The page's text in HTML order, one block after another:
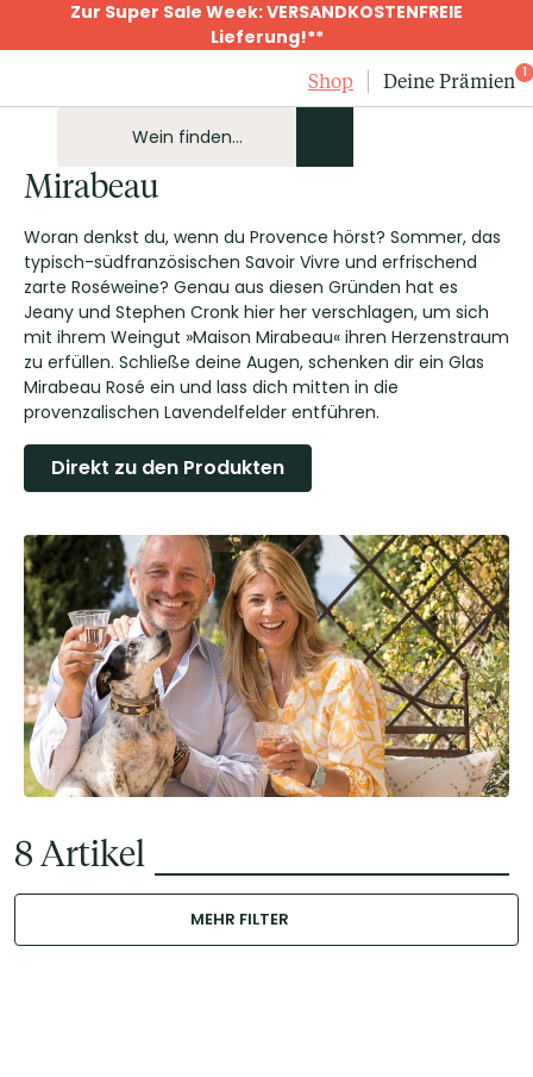
Zur Super Sale Week: VERSANDKOSTENFREIE
Lieferung!**
Shop
Deine Prämien 1
Mirabeau
Woran denkst du, wenn du Provence hörst? Sommer, das
typisch-südfranzösischen Savoir Vivre und erfrischend
zarte Roséweine? Genau aus diesen Gründen hat es
Jeany und Stephen Cronk hier her verschlagen, um sich
mit ihrem Weingut »Maison Mirabeau« ihren Herzenstraum
zu erfüllen. Schließe deine Augen, schenken dir ein Glas
Mirabeau Rosé ein und lass dich mitten in die
provenzalischen Lavendelfelder entführen.
Direkt zu den Produkten
8 Artikel
MEHR FILTER